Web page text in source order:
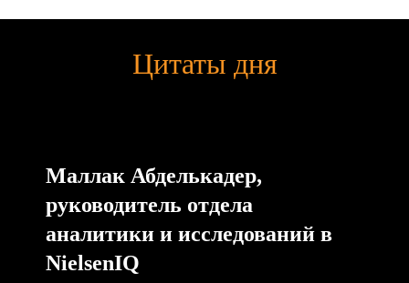
Цитаты дня
Маллак Абделькадер,
руководитель отдела
аналитики и исследований в
NielsenIQ